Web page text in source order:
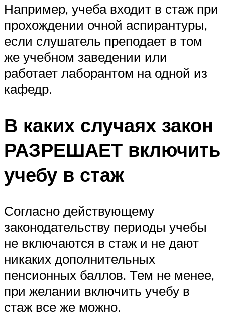
Например, учеба входит в стаж при
прохождении очной аспирантуры,
если слушатель преподает в том
же учебном заведении или
работает лаборантом на одной из
кафедр.
В каких случаях закон
РАЗРЕШАЕТ включить
учебу в стаж
Согласно действующему
законодательству периоды учебы
не включаются в стаж и не дают
никаких дополнительных
пенсионных баллов. Тем не менее,
при желании включить учебу в
стаж все же можно.